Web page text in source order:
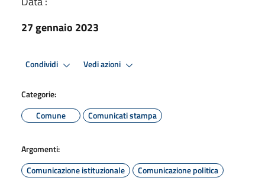
27 gennaio 2023
Condividi Vedi azioni
Categorie:
Comune
Comunicati stampa
Argomenti:
Comunicazione istituzionale
Comunicazione politica